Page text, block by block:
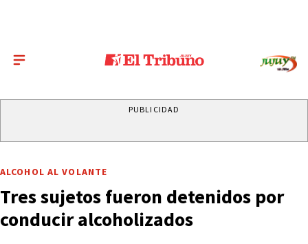
PUBLICIDAD
ALCOHOL AL VOLANTE
Tres sujetos fueron detenidos por
conducir alcoholizados